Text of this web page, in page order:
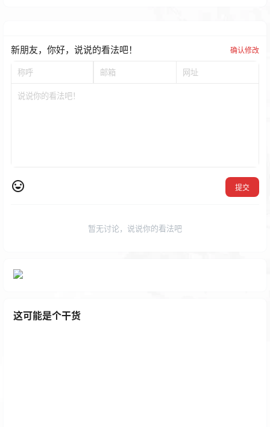
新朋友，你好，说说的看法吧！ 确认修改
提交
暂无讨论，说说你的看法吧
这可能是个干货